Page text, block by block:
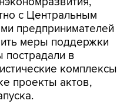
предпринимателей
меры поддержки
пострадали в
комплексы
проекты актов,
Максим Решетников